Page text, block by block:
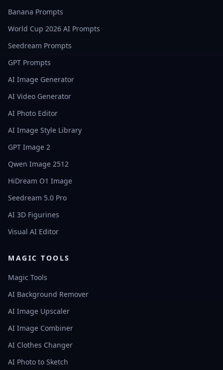
Banana Prompts
World Cup 2026 AI Prompts
Seedream Prompts
GPT Prompts
AI Image Generator
AI Video Generator
AI Photo Editor
AI Image Style Library
GPT Image 2
Qwen Image 2512
HiDream O1 Image
Seedream 5.0 Pro
AI 3D Figurines
Visual AI Editor
MAGIC TOOLS
Magic Tools
AI Background Remover
AI Image Upscaler
AI Image Combiner
AI Clothes Changer
AI Photo to Sketch